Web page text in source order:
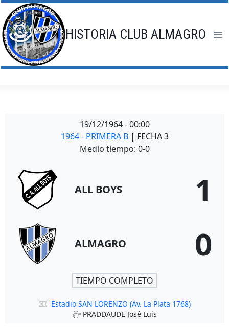
Saltar
al
contenido
HISTORIA CLUB ALMAGRO
19/12/1964 - 00:00
1964 - PRIMERA B | FECHA 3
Medio tiempo: 0-0
ALL BOYS 1
ALMAGRO 0
TIEMPO COMPLETO
Estadio SAN LORENZO (Av. La Plata 1768)
PRADDAUDE José Luis